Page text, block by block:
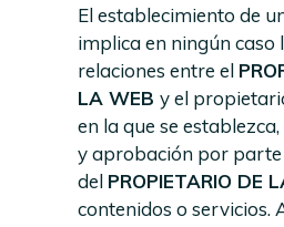
El establecimiento de
implica en ningún caso
relaciones entre el
LA WEB y el
en la que se
y aprobación por parte
del PROPIETARIO DE
contenidos o servicios.